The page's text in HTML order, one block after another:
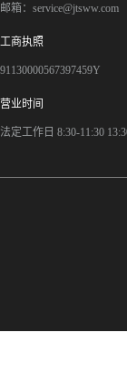
邮箱：service@jtsww.com
工商执照
91130000567397459Y
营业时间
法定工作日 8:30-11:30